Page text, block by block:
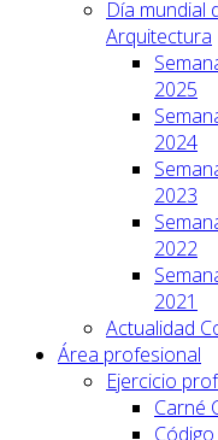
Día mundial
Arquitectura
2025
2024
2023
2022
2021
Actualidad
Área profesional
Ejercicio
Carné